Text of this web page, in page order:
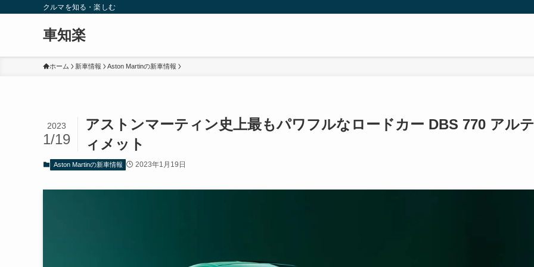
クルマを知る・楽しむ
車知楽
ホーム 新車情報 Aston Martinの新車情報
アストンマーティン史上最もパワフルなロードカー DBS 770 アルテ
ィメット
2023
1/19
Aston Martinの新車情報 2023年1月19日